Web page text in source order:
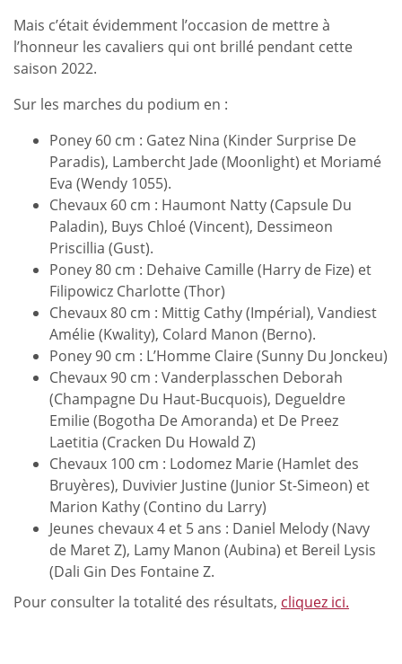
Mais c’était évidemment l’occasion de mettre à
l’honneur les cavaliers qui ont brillé pendant cette
saison 2022.
Sur les marches du podium en :
Poney 60 cm : Gatez Nina (Kinder Surprise De
Paradis), Lambercht Jade (Moonlight) et Moriamé
Eva (Wendy 1055).
Chevaux 60 cm : Haumont Natty (Capsule Du
Paladin), Buys Chloé (Vincent), Dessimeon
Priscillia (Gust).
Poney 80 cm : Dehaive Camille (Harry de Fize) et
Filipowicz Charlotte (Thor)
Chevaux 80 cm : Mittig Cathy (Impérial), Vandiest
Amélie (Kwality), Colard Manon (Berno).
Poney 90 cm : L’Homme Claire (Sunny Du Jonckeu)
Chevaux 90 cm : Vanderplasschen Deborah
(Champagne Du Haut-Bucquois), Degueldre
Emilie (Bogotha De Amoranda) et De Preez
Laetitia (Cracken Du Howald Z)
Chevaux 100 cm : Lodomez Marie (Hamlet des
Bruyères), Duvivier Justine (Junior St-Simeon) et
Marion Kathy (Contino du Larry)
Jeunes chevaux 4 et 5 ans : Daniel Melody (Navy
de Maret Z), Lamy Manon (Aubina) et Bereil Lysis
(Dali Gin Des Fontaine Z.
Pour consulter la totalité des résultats, cliquez ici.